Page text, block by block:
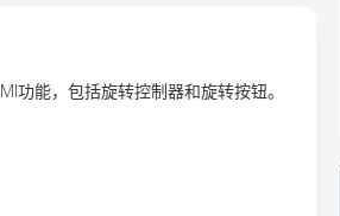
功能，包括旋转控制器和旋转按钮。